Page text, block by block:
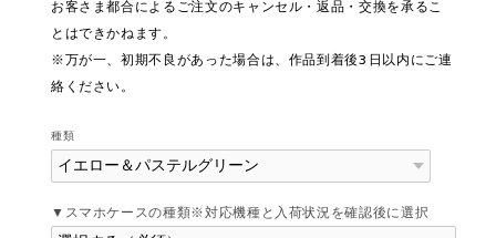
お客さま都合によるご注文のキャンセル・返品・交換を承るこ
とはできかねます。
※万が一、初期不良があった場合は、作品到着後3日以内にご連
絡ください。
種類
▼スマホケースの種類※対応機種と入荷状況を確認後に選択